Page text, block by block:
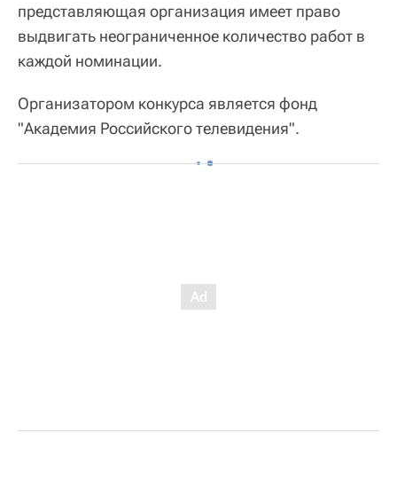
представляющая организация имеет право
выдвигать неограниченное количество работ в
каждой номинации.
Организатором конкурса является фонд
"Академия Российского телевидения".